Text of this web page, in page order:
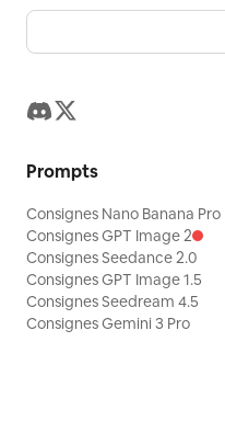
Prompts
Consignes Nano Banana Pro
Consignes GPT Image 2
Consignes Seedance 2.0
Consignes GPT Image 1.5
Consignes Seedream 4.5
Consignes Gemini 3 Pro